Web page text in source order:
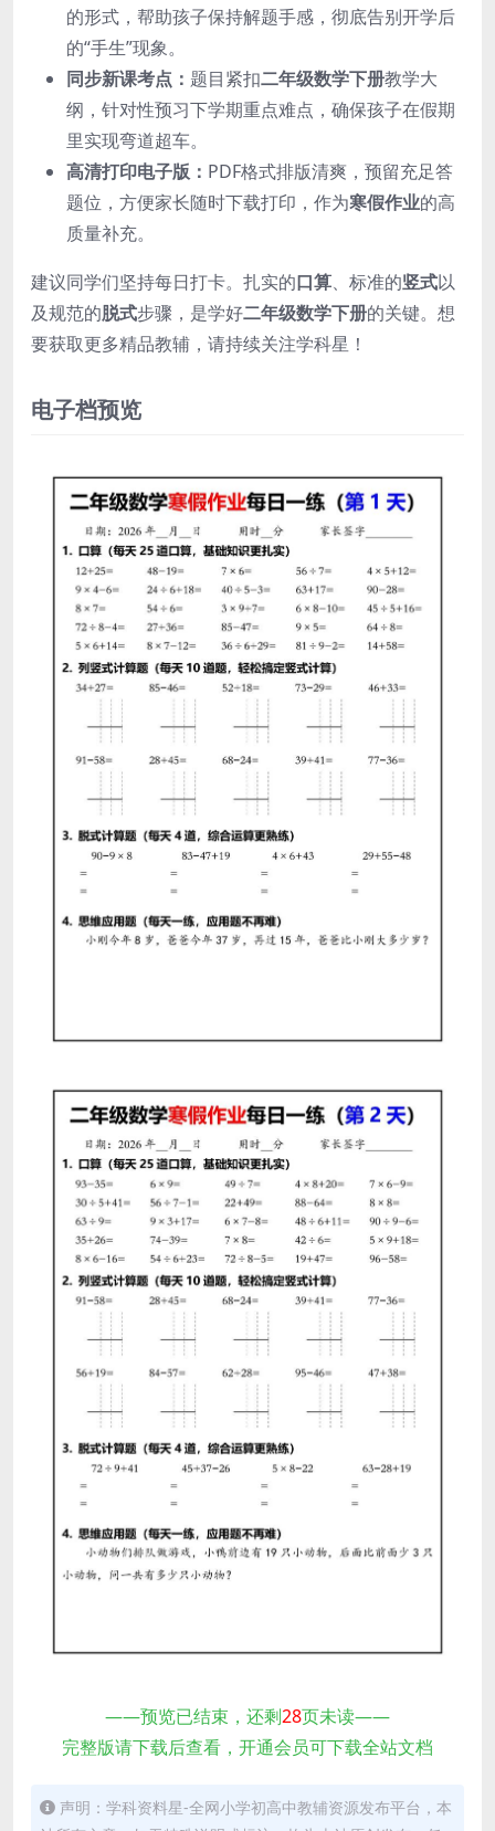
的形式，帮助孩子保持解题手感，彻底告别开学后
的“手生”现象。
同步新课考点： 题目紧扣二年级数学下册教学大
纲，针对性预习下学期重点难点，确保孩子在假期
里实现弯道超车。
高清打印电子版： PDF格式排版清爽，预留充足答
题位，方便家长随时下载打印，作为寒假作业的高
质量补充。
建议同学们坚持每日打卡。扎实的口算、标准的竖式以
及规范的脱式步骤，是学好二年级数学下册的关键。想
要获取更多精品教辅，请持续关注学科星！
电子档预览
——预览已结束，还剩28页未读——
完整版请下载后查看，开通会员可下载全站文档
声明：学科资料星-全网小学初高中教辅资源发布平台，本